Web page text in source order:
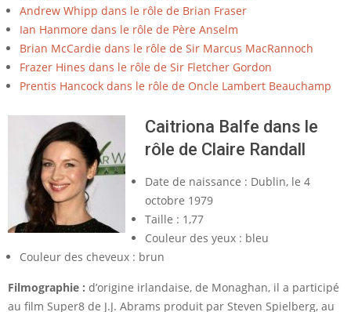
n
d
e
r
Andrew Whipp dans le rôle de Brian Fraser
Ian Hanmore dans le rôle de Père Anselm
Brian McCardie dans le rôle de Sir Marcus MacRannoch
Frazer Hines dans le rôle de Sir Fletcher Gordon
Prentis Hancock dans le rôle de Oncle Lambert Beauchamp
Caitriona Balfe dans le
rôle de Claire Randall
Date de naissance : Dublin, le 4
octobre 1979
Taille : 1,77
Couleur des yeux : bleu
Couleur des cheveux : brun
Filmographie : d’origine irlandaise, de Monaghan, il a participé
au film Super8 de J.J. Abrams produit par Steven Spielberg, au